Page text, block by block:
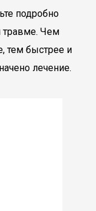
подробно
травме. Чем
тем быстрее и
лечение.